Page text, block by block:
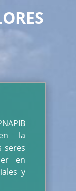
la
seres
en
y